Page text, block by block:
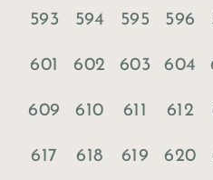
593 594 595 596
601 602 603 604
609 610 611 612
617 618 619 620